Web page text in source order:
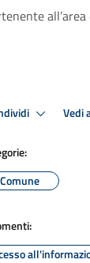
Vedi
Comune